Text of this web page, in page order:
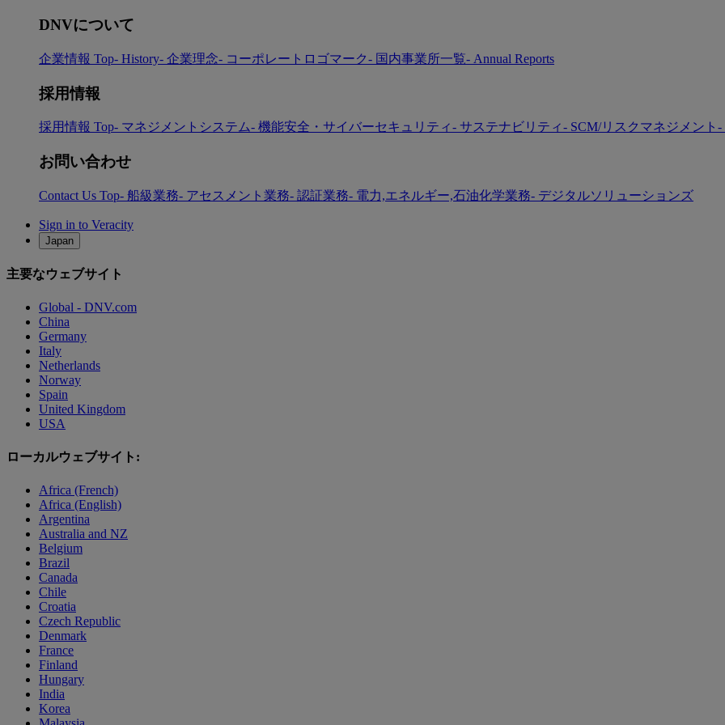
DNVについて
企業情報 Top- History- 企業理念- コーポレートロゴマーク- 国内事業所一覧- Annual Reports
採用情報
採用情報 Top- マネジメントシステム- 機能安全・サイバーセキュリティ- サステナビリティ- SCM/リスクマネジメント -
お問い合わせ
Contact Us Top- 船級業務- アセスメント業務- 認証業務- 電力,エネルギー,石油化学業務- デジタルソリューションズ
Sign in to Veracity
Japan
主要なウェブサイト
Global - DNV.com
China
Germany
Italy
Netherlands
Norway
Spain
United Kingdom
USA
ローカルウェブサイト:
Africa (French)
Africa (English)
Argentina
Australia and NZ
Belgium
Brazil
Canada
Chile
Croatia
Czech Republic
Denmark
France
Finland
Hungary
India
Korea